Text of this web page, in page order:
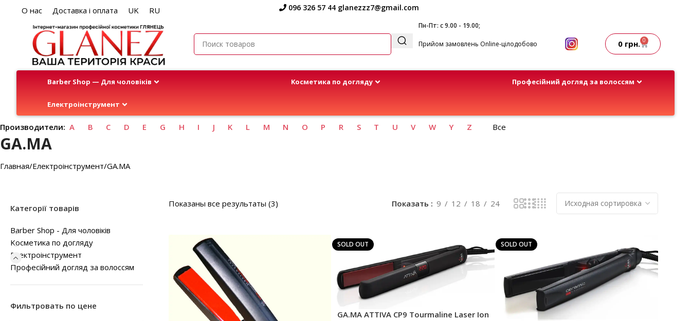
О нас Доставка і оплата UK RU 096 326 57 44 glanezzz7@gmail.com
Пн-Пт: с 9.00 - 19.00;
Прийом замовлень Online-цілодобово 0 грн. 0
Barber Shop — Для чоловіків Kосметика по догляду Професійний догляд за волоссям
Електроінструмент
Производители: A B C D E G H I J K L M N O P R S T U V W Y Z Все
GA.MA
Главная Електроінструмент GA.MA
Категорії товарів
Barber Shop - Для чоловіків
Kосметика по догляду
Електроінструмент
Професійний догляд за волоссям
Фильтровать по цене
Показаны все результаты (3) Показать 9 12 18 24
SOLD OUT
GA.MA ATTIVA CP9 Tourmaline Laser Ion
SOLD OUT